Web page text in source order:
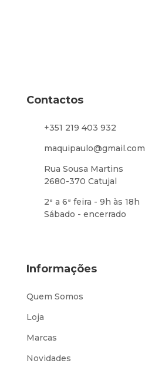
Contactos
+351 219 403 932
maquipaulo@gmail.com
Rua Sousa Martins
2680-370 Catujal
2ª a 6ª feira - 9h às 18h
Sábado - encerrado
Informações
Quem Somos
Loja
Marcas
Novidades